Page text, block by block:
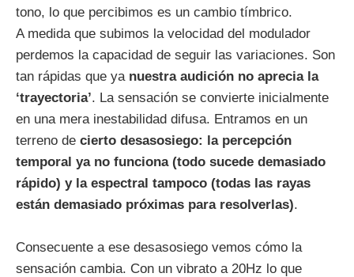
tono, lo que percibimos es un cambio tímbrico.
A medida que subimos la velocidad del modulador
perdemos la capacidad de seguir las variaciones. Son
tan rápidas que ya nuestra audición no aprecia la
‘trayectoria’. La sensación se convierte inicialmente
en una mera inestabilidad difusa. Entramos en un
terreno de cierto desasosiego: la percepción
temporal ya no funciona (todo sucede demasiado
rápido) y la espectral tampoco (todas las rayas
están demasiado próximas para resolverlas).
Consecuente a ese desasosiego vemos cómo la
sensación cambia. Con un vibrato a 20Hz lo que